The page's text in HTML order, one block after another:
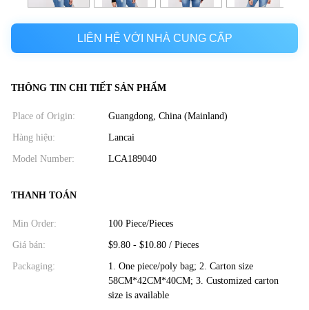
LIÊN HỆ VỚI NHÀ CUNG CẤP
THÔNG TIN CHI TIẾT SẢN PHẨM
Place of Origin: Guangdong, China (Mainland)
Hàng hiệu: Lancai
Model Number: LCA189040
THANH TOÁN
Min Order: 100 Piece/Pieces
Giá bán: $9.80 - $10.80 / Pieces
Packaging:
1. One piece/poly bag; 2. Carton size
58CM*42CM*40CM; 3. Customized carton
size is available